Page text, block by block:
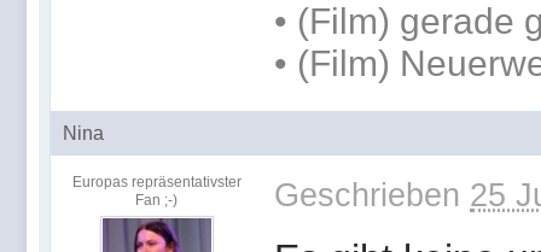
• (Film) gerade
• (Film)
Nina
Europas repräsentativster
Fan ;-)
Geschrieben 25